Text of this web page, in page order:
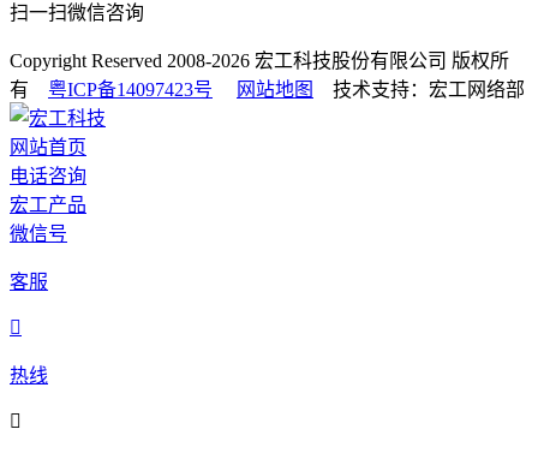
扫一扫微信咨询
Copyright Reserved 2008-2026 宏工科技股份有限公司 版权所
有 粤ICP备14097423号 网站地图 技术支持：宏工网络部
网站首页
电话咨询
宏工产品
微信号
客服

热线
